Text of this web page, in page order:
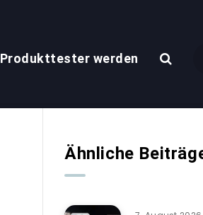
Produkttester werden
Ähnliche